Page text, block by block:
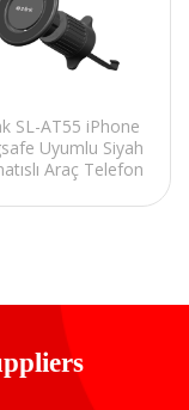
SL-AT55 iPhone
Uyumlu Siyah
Araç Telefon